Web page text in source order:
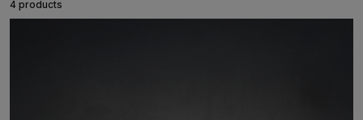
4 products